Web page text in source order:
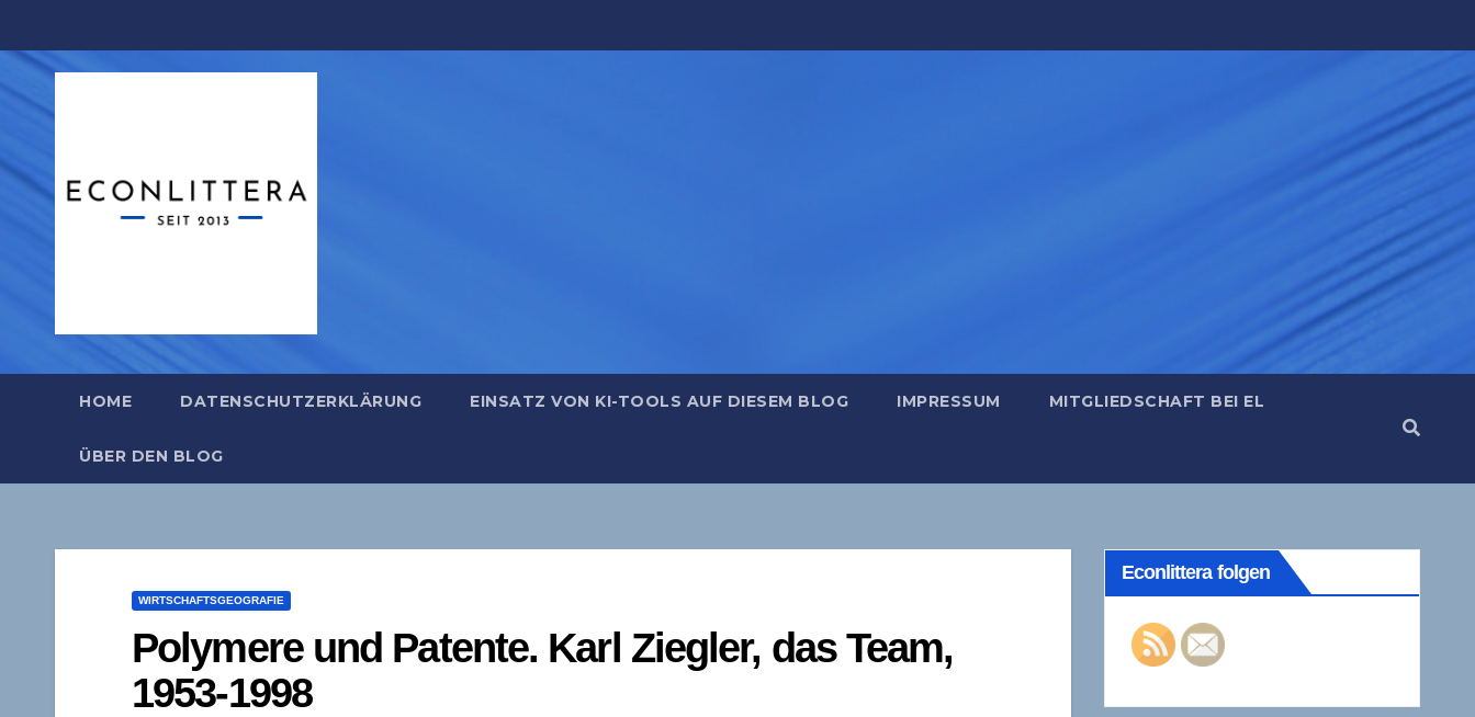
Inhalt
springen
HOME DATENSCHUTZERKLÄRUNG EINSATZ VON KI-TOOLS AUF DIESEM BLOG IMPRESSUM MITGLIEDSCHAFT BEI EL
ÜBER DEN BLOG
WIRTSCHAFTSGEOGRAFIE
Polymere und Patente. Karl Ziegler, das Team,
1953-1998
Econlittera folgen